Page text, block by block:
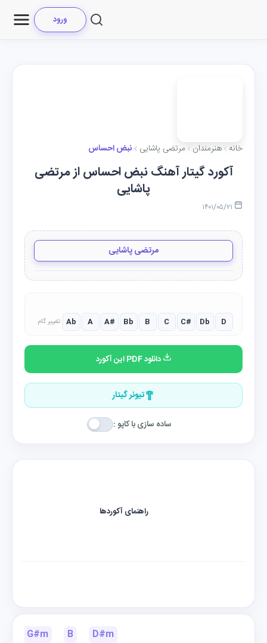
ورود
خانه هنرمندان مرتضی پاشایی نبض احساس
آکورد گیتار آهنگ نبض احساس از مرتضی
پاشایی
مرتضی پاشایی
تغییر گام: Ab A A# Bb B C C# Db D
دانلود PDF این آکورد
تیونر گیتار
ساده سازی با کاپو :
G#m B
D#m
راهنمای آکوردها